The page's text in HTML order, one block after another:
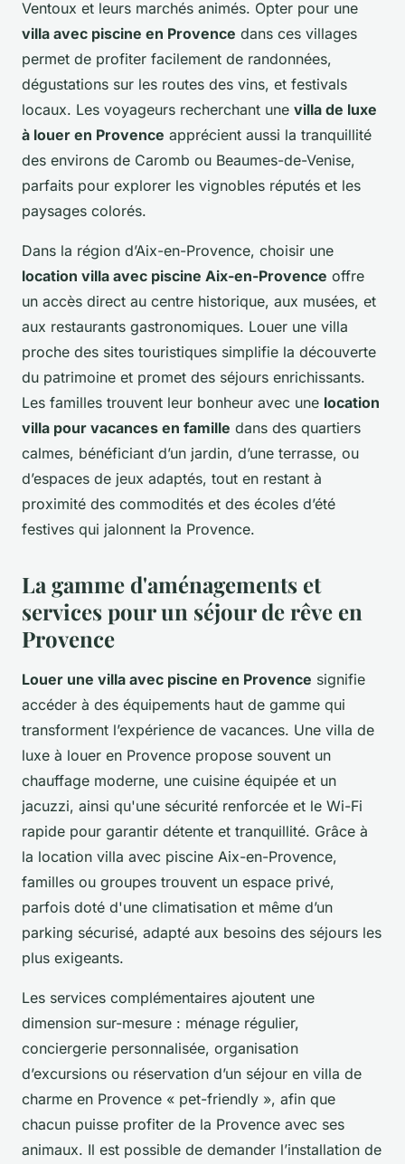
Ventoux et leurs marchés animés. Opter pour une
villa avec piscine en Provence dans ces villages
permet de profiter facilement de randonnées,
dégustations sur les routes des vins, et festivals
locaux. Les voyageurs recherchant une villa de luxe
à louer en Provence apprécient aussi la tranquillité
des environs de Caromb ou Beaumes-de-Venise,
parfaits pour explorer les vignobles réputés et les
paysages colorés.
Dans la région d’Aix-en-Provence, choisir une
location villa avec piscine Aix-en-Provence offre
un accès direct au centre historique, aux musées, et
aux restaurants gastronomiques. Louer une villa
proche des sites touristiques simplifie la découverte
du patrimoine et promet des séjours enrichissants.
Les familles trouvent leur bonheur avec une location
villa pour vacances en famille dans des quartiers
calmes, bénéficiant d’un jardin, d’une terrasse, ou
d’espaces de jeux adaptés, tout en restant à
proximité des commodités et des écoles d’été
festives qui jalonnent la Provence.
La gamme d'aménagements et
services pour un séjour de rêve en
Provence
Louer une villa avec piscine en Provence signifie
accéder à des équipements haut de gamme qui
transforment l’expérience de vacances. Une villa de
luxe à louer en Provence propose souvent un
chauffage moderne, une cuisine équipée et un
jacuzzi, ainsi qu'une sécurité renforcée et le Wi-Fi
rapide pour garantir détente et tranquillité. Grâce à
la location villa avec piscine Aix-en-Provence,
familles ou groupes trouvent un espace privé,
parfois doté d'une climatisation et même d’un
parking sécurisé, adapté aux besoins des séjours les
plus exigeants.
Les services complémentaires ajoutent une
dimension sur-mesure : ménage régulier,
conciergerie personnalisée, organisation
d’excursions ou réservation d’un séjour en villa de
charme en Provence « pet-friendly », afin que
chacun puisse profiter de la Provence avec ses
animaux. Il est possible de demander l’installation de